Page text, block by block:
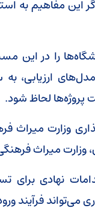
این مفاهیم به
را در این
ارزیابی، به
پروژه‌ها لحاظ شود.
وزارت میراث
میراث فرهنگی
نهادی برای
می‌تواند فرآیند